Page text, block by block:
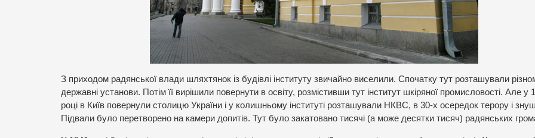
З приходом радянської влади шляхтянок із будівлі інституту звичайно виселили. Спочатку тут розташували
державні установи. Потім її вирішили повернути в освіту, розмістивши тут інститут шкіряної промисловості. Але у
році в Київ повернули столицю України і у колишньому інституті розташували НКВС, в 30-х осередок терору і
Підвали було перетворено на камери допитів. Тут було закатовано тисячі (а може десятки тисяч) радянських